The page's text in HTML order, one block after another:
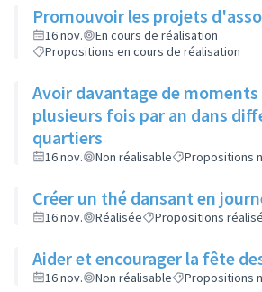
Promouvoir les projets
16 nov.
En cours de réalisation
Propositions en cours de réalisation
Avoir davantage de
plusieurs fois par an dans
quartiers
16 nov. Non réalisable Propositions
Créer un thé dansant en
16 nov. Réalisée Propositions
Aider et encourager la fête
16 nov. Non réalisable Propositions